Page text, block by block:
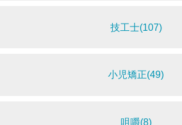
技工士(107)
小児矯正(49)
咀嚼(8)